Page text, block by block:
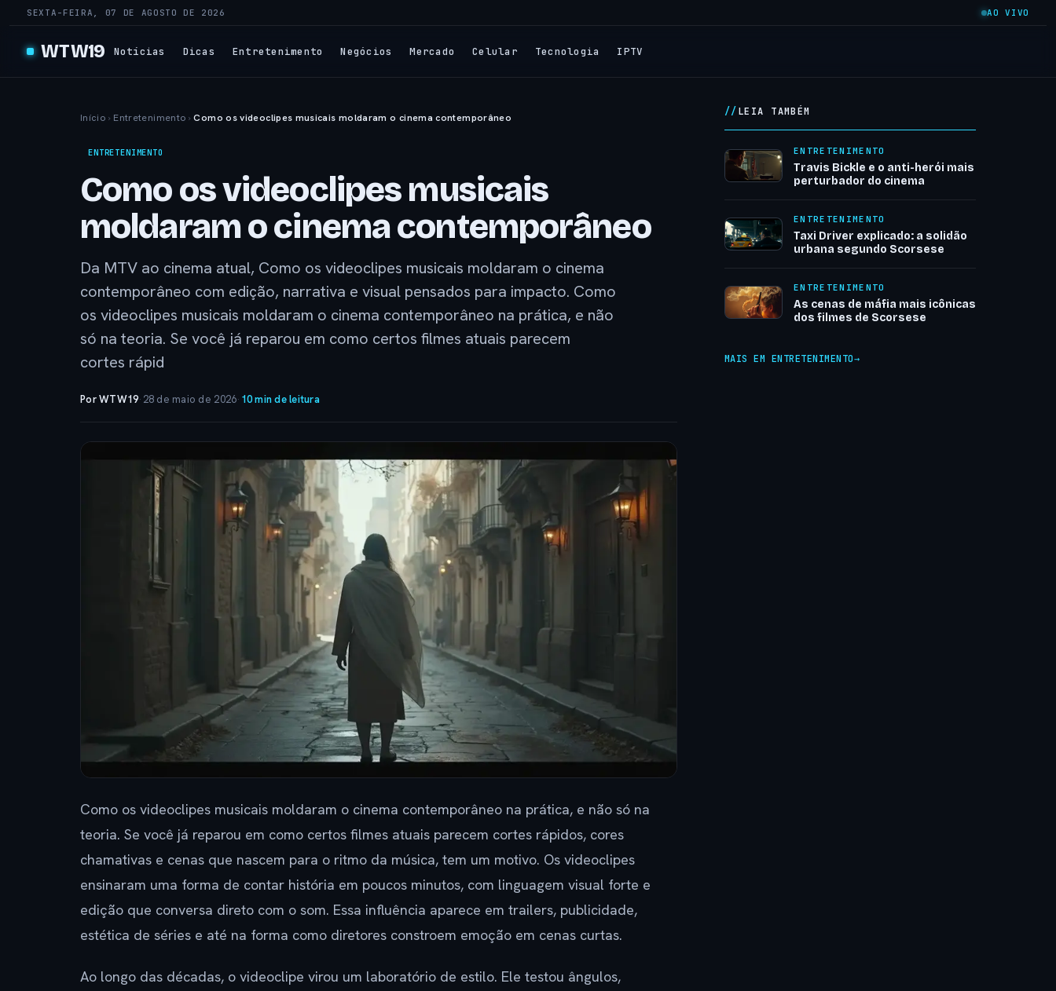
SEXTA-FEIRA, 07 DE AGOSTO DE 2026 AO VIVO
WTW19 Notícias Dicas Entretenimento Negócios Mercado Celular Tecnologia IPTV
Início › Entretenimento › Como os videoclipes musicais moldaram o cinema contemporâneo
ENTRETENIMENTO
Como os videoclipes musicais
moldaram o cinema contemporâneo
Da MTV ao cinema atual, Como os videoclipes musicais moldaram o cinema
contemporâneo com edição, narrativa e visual pensados para impacto. Como
os videoclipes musicais moldaram o cinema contemporâneo na prática, e não
só na teoria. Se você já reparou em como certos filmes atuais parecem
cortes rápid
Por WTW19· 28 de maio de 2026· 10 min de leitura
Como os videoclipes musicais moldaram o cinema contemporâneo na prática, e não só na
teoria. Se você já reparou em como certos filmes atuais parecem cortes rápidos, cores
chamativas e cenas que nascem para o ritmo da música, tem um motivo. Os videoclipes
ensinaram uma forma de contar história em poucos minutos, com linguagem visual forte e
edição que conversa direto com o som. Essa influência aparece em trailers, publicidade,
estética de séries e até na forma como diretores constroem emoção em cenas curtas.
Ao longo das décadas, o videoclipe virou um laboratório de estilo. Ele testou ângulos,
LEIA TAMBÉM
ENTRETENIMENTO
Travis Bickle e o anti-herói mais
perturbador do cinema
ENTRETENIMENTO
Taxi Driver explicado: a solidão
urbana segundo Scorsese
ENTRETENIMENTO
As cenas de máfia mais icônicas
dos filmes de Scorsese
MAIS EM ENTRETENIMENTO